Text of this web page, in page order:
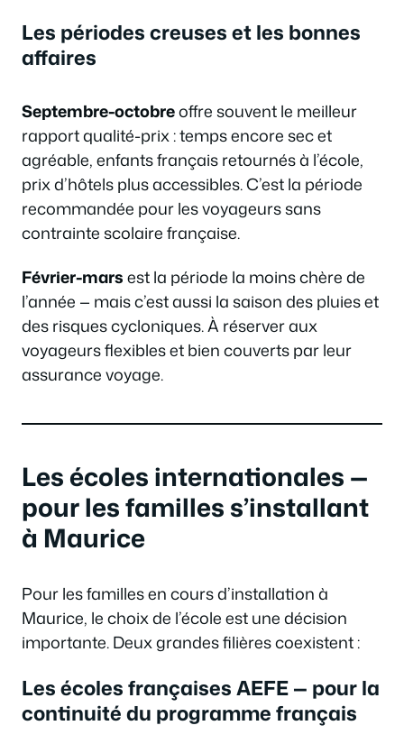
Les périodes creuses et les bonnes
affaires
Septembre-octobreoffre souvent le meilleur
rapport qualité-prix : temps encore sec et
agréable, enfants français retournés à l’école,
prix d’hôtels plus accessibles. C’est la période
recommandée pour les voyageurs sans
contrainte scolaire française.
Février-marsest la période la moins chère de
l’année — mais c’est aussi la saison des pluies et
des risques cycloniques. À réserver aux
voyageurs flexibles et bien couverts par leur
assurance voyage.
Les écoles internationales —
pour les familles s’installant
à Maurice
Pour les familles en cours d’installation à
Maurice, le choix de l’école est une décision
importante. Deux grandes filières coexistent :
Les écoles françaises AEFE — pour la
continuité du programme français